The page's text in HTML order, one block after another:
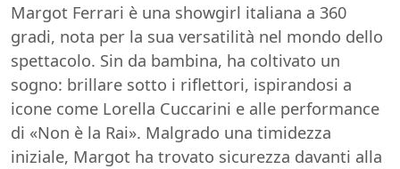
Margot Ferrari è una showgirl italiana a 360
gradi, nota per la sua versatilità nel mondo dello
spettacolo. Sin da bambina, ha coltivato un
sogno: brillare sotto i riflettori, ispirandosi a
icone come Lorella Cuccarini e alle performance
di «Non è la Rai». Malgrado una timidezza
iniziale, Margot ha trovato sicurezza davanti alla